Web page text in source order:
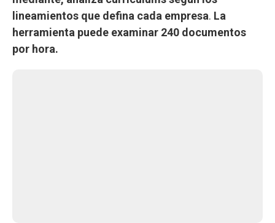
lineamientos que defina cada empresa. La
herramienta puede examinar 240 documentos
por hora.